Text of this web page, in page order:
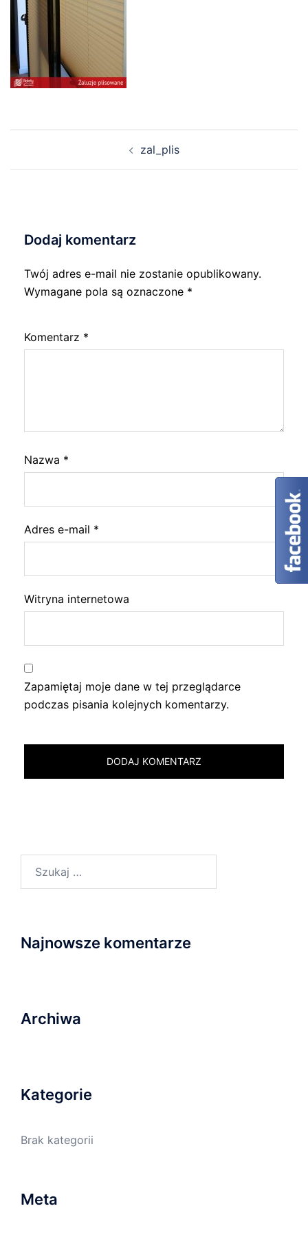
zal_plis
Dodaj komentarz
Twój adres e-mail nie zostanie opublikowany.
Wymagane pola są oznaczone *
Komentarz *
Nazwa *
Adres e-mail *
Witryna internetowa
Zapamiętaj moje dane w tej przeglądarce
podczas pisania kolejnych komentarzy.
Najnowsze komentarze
Archiwa
Kategorie
Brak kategorii
Meta